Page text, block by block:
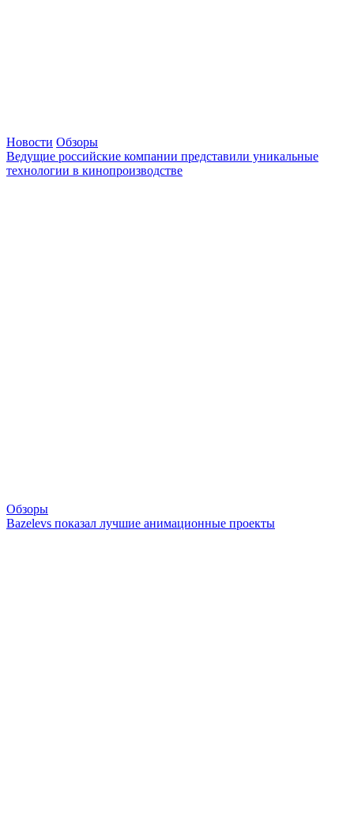
Новости Обзоры
Ведущие российские компании представили уникальные
технологии в кинопроизводстве
Обзоры
Bazelevs показал лучшие анимационные проекты